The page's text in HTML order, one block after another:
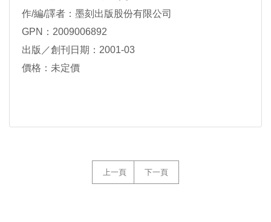
作/編/譯者：墨刻出版股份有限公司
GPN：2009006892
出版／創刊日期：2001-03
價格：未定價
上一頁 下一頁